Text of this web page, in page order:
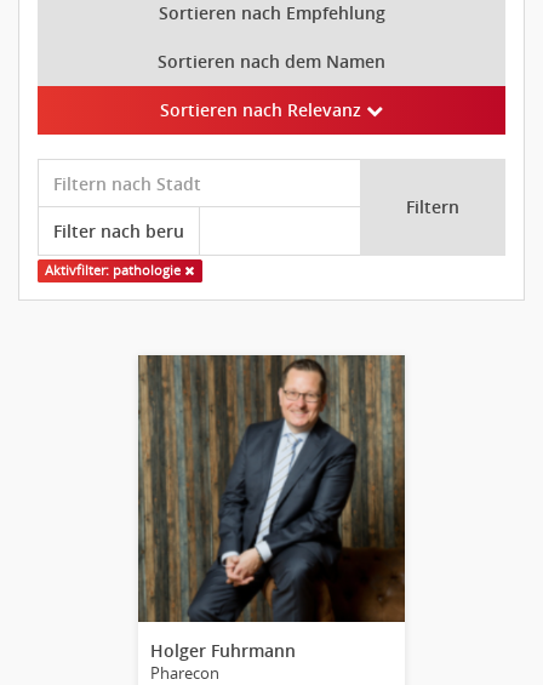
Sortieren nach Empfehlung
Sortieren nach dem Namen
Sortieren nach Relevanz
Filtern
Aktivfilter: pathologie
Holger Fuhrmann
Pharecon